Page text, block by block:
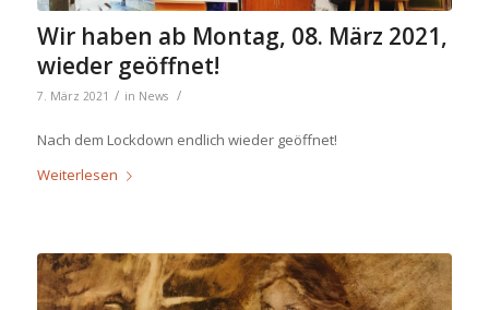
Wir haben ab Montag, 08. März 2021,
wieder geöffnet!
7. März 2021 / in News /
Nach dem Lockdown endlich wieder geöffnet!
Weiterlesen